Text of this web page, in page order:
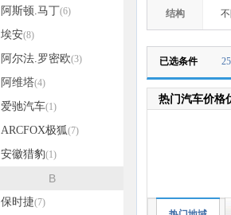
阿斯顿.马丁(6)
埃安(8)
阿尔法.罗密欧(3)
阿维塔(4)
爱驰汽车(1)
ARCFOX极狐(7)
安徽猎豹(1)
B
保时捷(7)
结构
已选条件
热门汽车价格